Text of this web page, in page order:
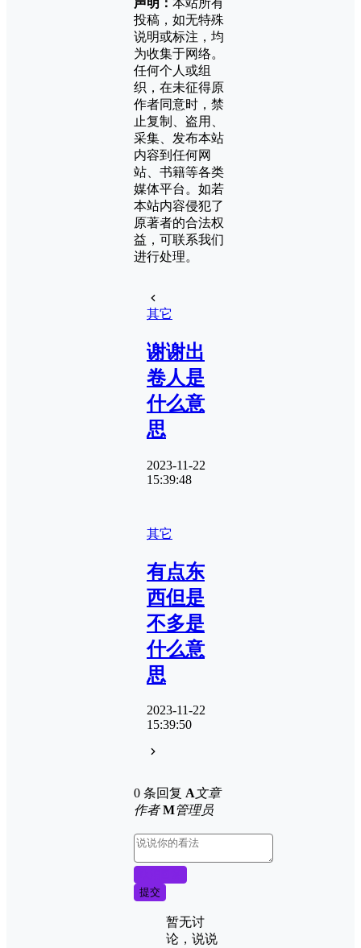
投稿，如无特殊
说明或标注，均
为收集于网络。
任何个人或组
织，在未征得原
作者同意时，禁
止复制、盗用、
采集、发布本站
内容到任何网
站、书籍等各类
媒体平台。如若
本站内容侵犯了
原著者的合法权
益，可联系我们
进行处理。
其它
谢谢出
卷人是
什么意
思
2023-11-22
15:39:48
其它
有点东
西但是
不多是
什么意
思
2023-11-22
15:39:50
0 条回复 A文章
作者 M管理员
提交
暂无讨
论，说说